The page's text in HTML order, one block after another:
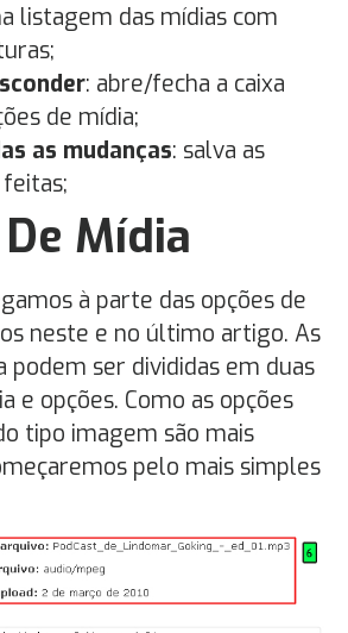
listagem das mídias com
: abre/fecha a caixa
de mídia;
as mudanças: salva as
Mídia
à parte das opções de
neste e no último artigo. As
podem ser divididas em duas
e opções. Como as opções
tipo imagem são mais
pelo mais simples